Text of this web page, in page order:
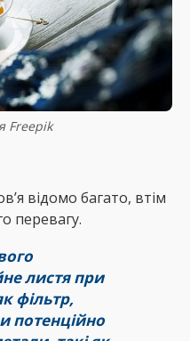
Freepik
відомо багато, втім
перевагу.
листя при
фільтр,
потенційно